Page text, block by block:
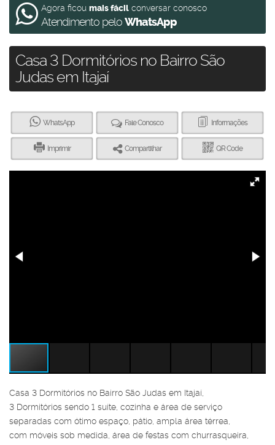
Agora ficou mais fácil conversar conosco
Atendimento peloWhatsApp
Casa 3 Dormitórios no Bairro São
Judas em Itajaí
WhatsApp Fale Conosco Informações
Imprimir Compartilhar QR Code
Casa 3 Dormitórios no Bairro São Judas em Itajaí,
3 Dormitórios sendo 1 suíte, cozinha e área de serviço
separadas com ótimo espaço, pátio, ampla área térrea,
com móveis sob medida, área de festas com churrasqueira,